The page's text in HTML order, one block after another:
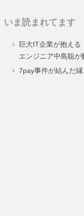
いま読まれてます
巨大IT企業が抱え
エンジニア中島聡
7pay事件が結んだ